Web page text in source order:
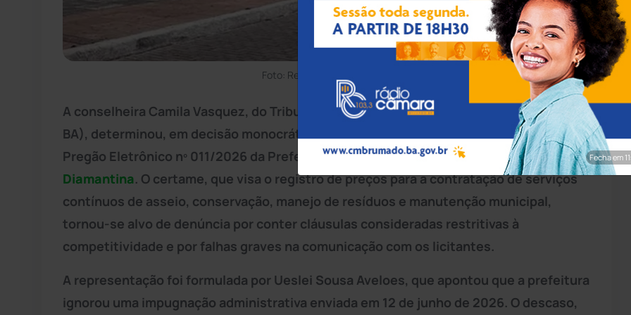
Foto: Reprodução/Instagram
A conselheira Camila Vasquez, do Tribunal de Contas dos Municípios da Bahia(TCM-
BA), determinou, em decisão monocrática, nesta terça-feira (30), a suspensão do
Pregão Eletrônico nº 011/2026 da Prefeitura Municipal de Palmeiras, na
Chapada
Diamantina. O certame, que visa o registro de preços para a contratação de serviços
contínuos de asseio, conservação, manejo de resíduos e manutenção municipal,
tornou-se alvo de denúncia por conter cláusulas consideradas restritivas à
competitividade e por falhas graves na comunicação com os licitantes.
A representação foi formulada por Ueslei Sousa Aveloes, que apontou que a prefeitura
ignorou uma impugnação administrativa enviada em 12 de junho de 2026. O descaso,
Fecha em